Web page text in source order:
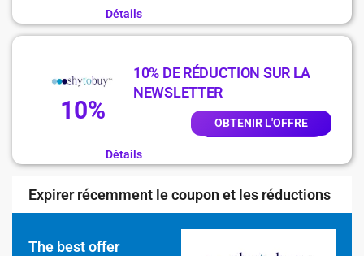
Détails
10%
10% DE RÉDUCTION SUR LA
NEWSLETTER
OBTENIR L'OFFRE
Détails
Expirer récemment le coupon et les réductions
The best offer